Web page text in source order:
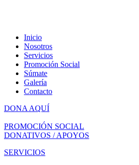
Inicio
Nosotros
Servicios
Promoción Social
Súmate
Galería
Contacto
DONA AQUÍ
PROMOCIÓN SOCIAL
DONATIVOS / APOYOS
SERVICIOS